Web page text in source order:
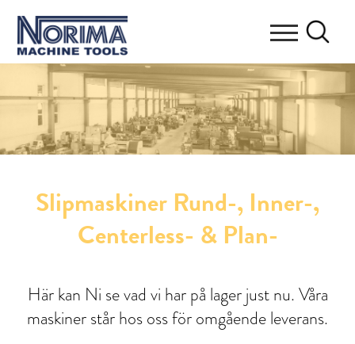
Slipmaskiner Rund-, Inner-,
Centerless- & Plan-
Här kan Ni se vad vi har på lager just nu. Våra
maskiner står hos oss för omgående leverans.